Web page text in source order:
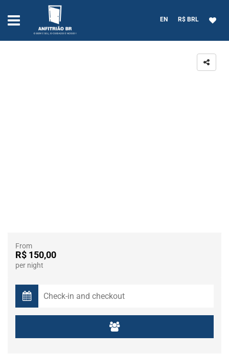
EN R$ BRL
From
R$ 150,00
per night